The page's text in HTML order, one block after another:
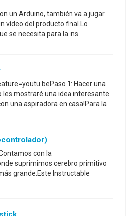
un Arduino, también va a jugar
vídeo del producto final.Lo
se necesita para la ins
1: Hacer una
les mostraré una idea interesante
una aspiradora en casa!Para la
con la
suprimimos cerebro primitivo
grande.Este Instructable